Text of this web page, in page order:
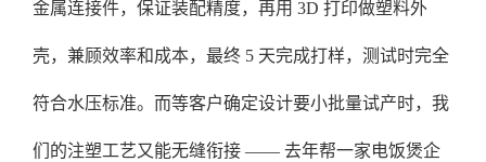
金属连接件，保证装配精度，再用 3D 打印做塑料外
壳，兼顾效率和成本，最终 5 天完成打样，测试时完全
符合水压标准。而等客户确定设计要小批量试产时，我
们的注塑工艺又能无缝衔接 —— 去年帮一家电饭煲企